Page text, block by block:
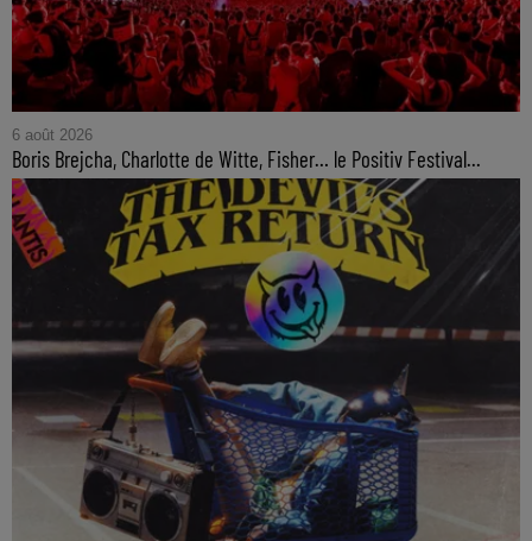
6 août 2026
Boris Brejcha, Charlotte de Witte, Fisher… le Positiv Festival...